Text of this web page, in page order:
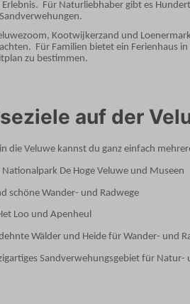
Für Naturliebhaber gibt es
Kootwijkerzand und
Für Familien bietet ein Ferienhaus
zu bestimmen.
auf der
die Veluwe kannst du ganz einfach
Nationalpark De Hoge Veluwe und Museen
schöne Wander- und Radwege
Loo und Apenheul
Wälder und Heide für Wander- und
Sandverwehungsgebiet für Natur-